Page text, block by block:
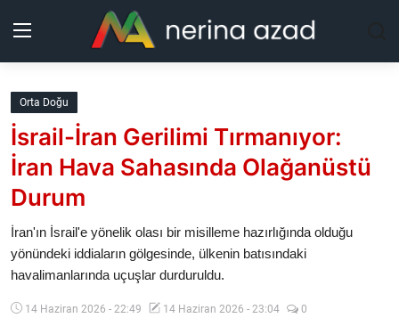
Kurdistan
Bölgeler
Yaşam
Güncel
Analiz
Orta Doğu
İsrail-İran Gerilimi Tırmanıyor:
İran Hava Sahasında Olağanüstü
Durum
İran'ın İsrail'e yönelik olası bir misilleme hazırlığında olduğu
yönündeki iddiaların gölgesinde, ülkenin batısındaki
havalimanlarında uçuşlar durduruldu.
14 Haziran 2026 - 22:49 14 Haziran 2026 - 23:04 0